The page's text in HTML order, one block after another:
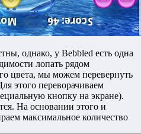
однако, у Bebbled есть одна
лопать рядом
цвета, мы можем перевернуть
этого переворачиваем
кнопку на экране).
На основании этого и
максимальное количество